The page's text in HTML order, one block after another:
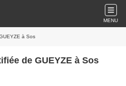
MENU
à Sos
de GUEYZE à Sos